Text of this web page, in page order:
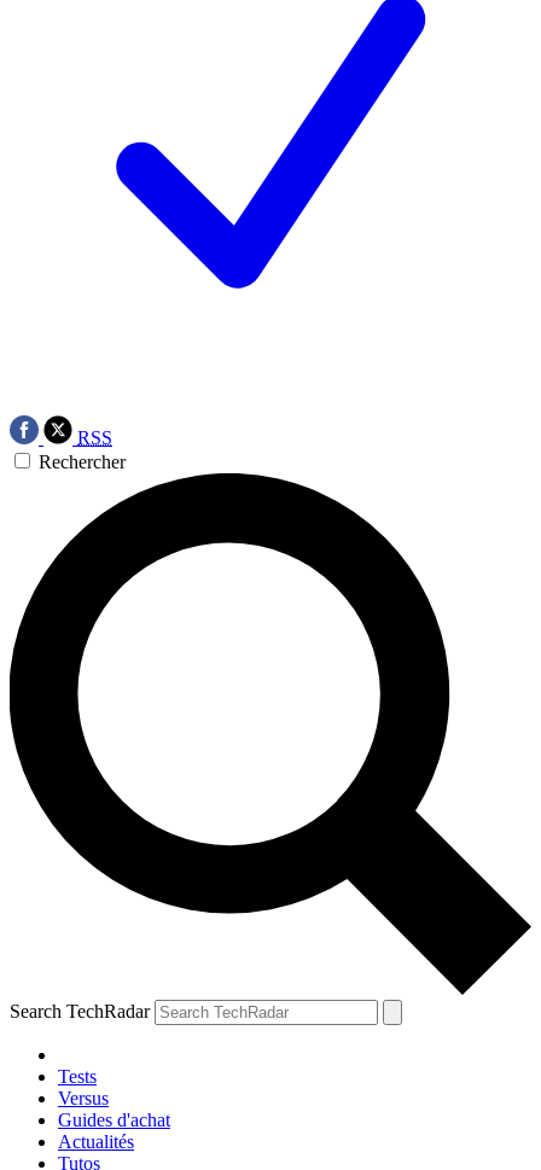
RSS
Rechercher
Search TechRadar
Tests
Versus
Guides d'achat
Actualités
Tutos